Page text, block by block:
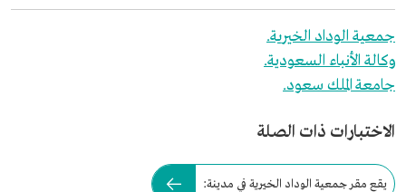
جمعية الوداد الخيرية.
وكالة الأنباء السعودية.
جامعة الملك سعود.
الاختبارات ذات الصلة
يقع مقر جمعية الوداد الخيرية في مدينة: